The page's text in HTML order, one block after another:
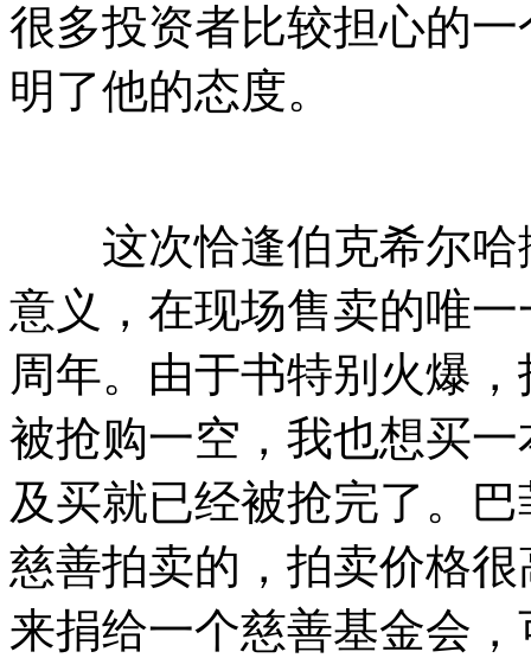
很多投资者比较担心的
明了他的态度。
这次恰逢伯克希尔哈
意义，在现场售卖的唯
周年。由于书特别火爆
被抢购一空，我也想买
及买就已经被抢完了。
慈善拍卖的，拍卖价格
来捐给一个慈善基金会